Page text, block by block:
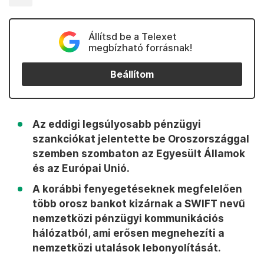
Állítsd be a Telexet
megbízható forrásnak!
Beállítom
Az eddigi legsúlyosabb pénzügyi
szankciókat jelentette be Oroszországgal
szemben szombaton az Egyesült Államok
és az Európai Unió.
A korábbi fenyegetéseknek megfelelően
több orosz bankot kizárnak a SWIFT nevű
nemzetközi pénzügyi kommunikációs
hálózatból, ami erősen megnehezíti a
nemzetközi utalások lebonyolítását.